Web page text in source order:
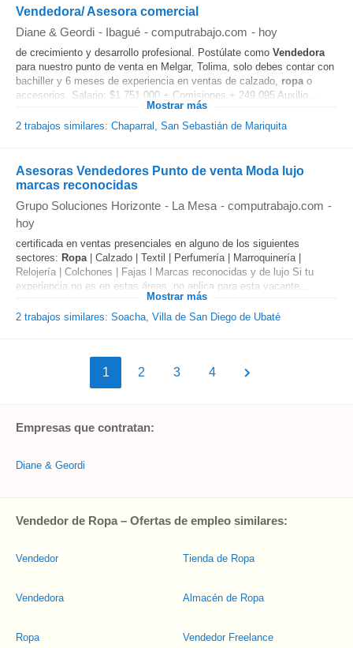
Vendedora/ Asesora comercial
Diane & Geordi - Ibagué - computrabajo.com - hoy
de crecimiento y desarrollo profesional. Postúlate como Vendedora
para nuestro punto de venta en Melgar, Tolima, solo debes contar con
bachiller y 6 meses de experiencia en ventas de calzado, ropao
accesorios. Salario: $1.751.000 + Comisiones + 249.095 Auxilio...
Mostrar más
2 trabajos similares: Chaparral, San Sebastián de Mariquita
Asesoras Vendedores Punto de venta Moda lujo
marcas reconocidas
Grupo Soluciones Horizonte - La Mesa - computrabajo.com -
hoy
certificada en ventas presenciales en alguno de los siguientes
sectores: Ropa| Calzado | Textil | Perfumería | Marroquinería |
Relojería | Colchones | Fajas l Marcas reconocidas y de lujo Si tu
experiencia no es en estas áreas, no aplica para esta vacante...
Mostrar más
2 trabajos similares: Soacha, Villa de San Diego de Ubaté
1 2 3 4
Empresas que contratan:
Diane & Geordi
Vendedor de Ropa – Ofertas de empleo similares:
Vendedor
Vendedora
Ropa
Tienda de Ropa
Almacén de Ropa
Vendedor Freelance